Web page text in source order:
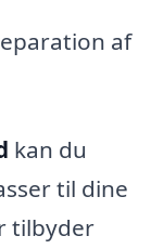
af
kan du
til dine
tilbyder